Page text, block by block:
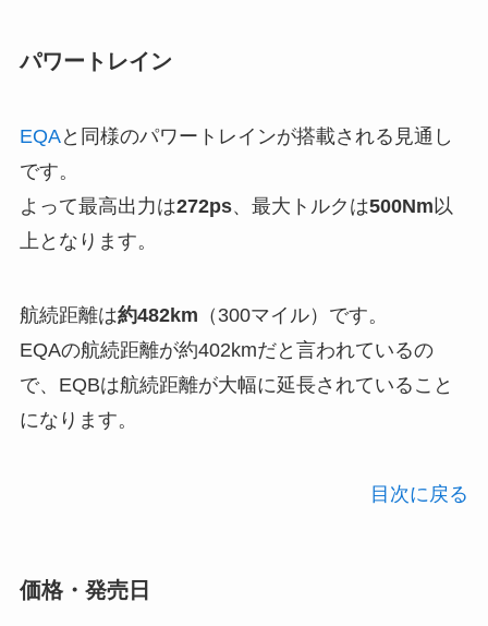
パワートレイン
EQAと同様のパワートレインが搭載される見通し
です。
よって最高出力は272ps、最大トルクは500Nm 以
上となります。
航続距離は約482km （300マイル）です。
EQAの航続距離が約402kmだと言われているの
で、EQBは航続距離が大幅に延長されていること
になります。
目次に戻る
価格・発売日